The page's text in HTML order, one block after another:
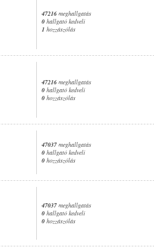
47216 meghallgatás
0 hallgató kedveli
1 hozzászólás
47216 meghallgatás
0 hallgató kedveli
0 hozzászólás
47037 meghallgatás
0 hallgató kedveli
0 hozzászólás
47037 meghallgatás
0 hallgató kedveli
0 hozzászólás